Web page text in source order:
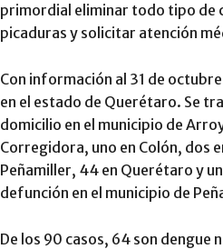
primordial eliminar todo tipo de
picaduras y solicitar atención
Con información al 31 de
en el estado de Querétaro. Se
domicilio en el municipio de
Corregidora, uno en Colón, dos
Peñamiller, 44 en Querétaro y
defunción en el municipio de
De los 90 casos, 64 son dengue